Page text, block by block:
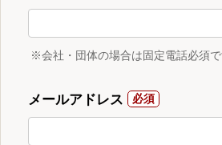
※会社・団体の場合は固定電話必須で
メールアドレス